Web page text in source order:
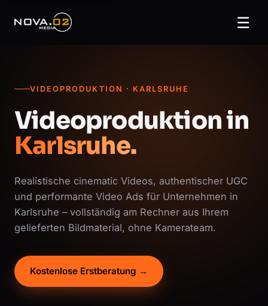
☰
VIDEOPRODUKTION · KARLSRUHE
Videoproduktion in
Karlsruhe.
Realistische cinematic Videos, authentischer UGC
und performante Video Ads für Unternehmen in
Karlsruhe – vollständig am Rechner aus Ihrem
gelieferten Bildmaterial, ohne Kamerateam.
Kostenlose Erstberatung →